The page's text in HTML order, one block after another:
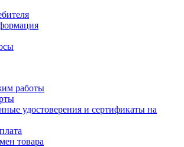
работы
удостоверения и сертификаты на
товара